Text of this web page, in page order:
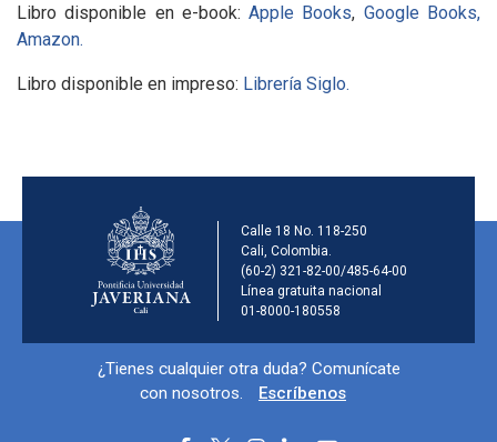
Libro disponible en e-book:Apple Books, Google Books,
Amazon.
Libro disponible en impreso: Librería Siglo.
Información de la
Calle 18 No. 118-250
Cali, Colombia.
(60-2) 321-82-00/485-64-00
Línea gratuita nacional
01-8000-180558
Información y redes sociales
¿Tienes cualquier otra duda? Comunícate
con nosotros.
Escríbenos